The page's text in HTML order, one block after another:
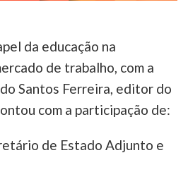
da educação na
de trabalho, com a
Santos Ferreira, editor do
com a participação de:
de Estado Adjunto e